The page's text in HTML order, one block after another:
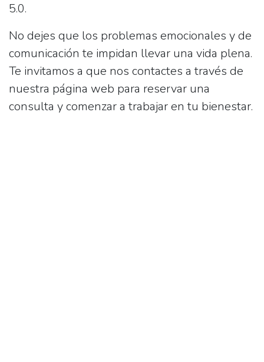
5.0.
No dejes que los problemas emocionales y de
comunicación te impidan llevar una vida plena.
Te invitamos a que nos contactes a través de
nuestra página web para reservar una
consulta y comenzar a trabajar en tu bienestar.